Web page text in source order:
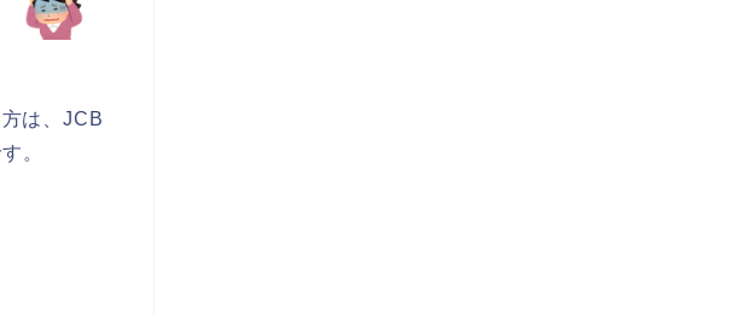
は、JCB
。